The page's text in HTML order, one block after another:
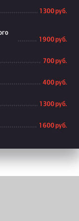
1 300 руб.
1 900 руб.
700 руб.
400 руб.
1 300 руб.
1 600 руб.